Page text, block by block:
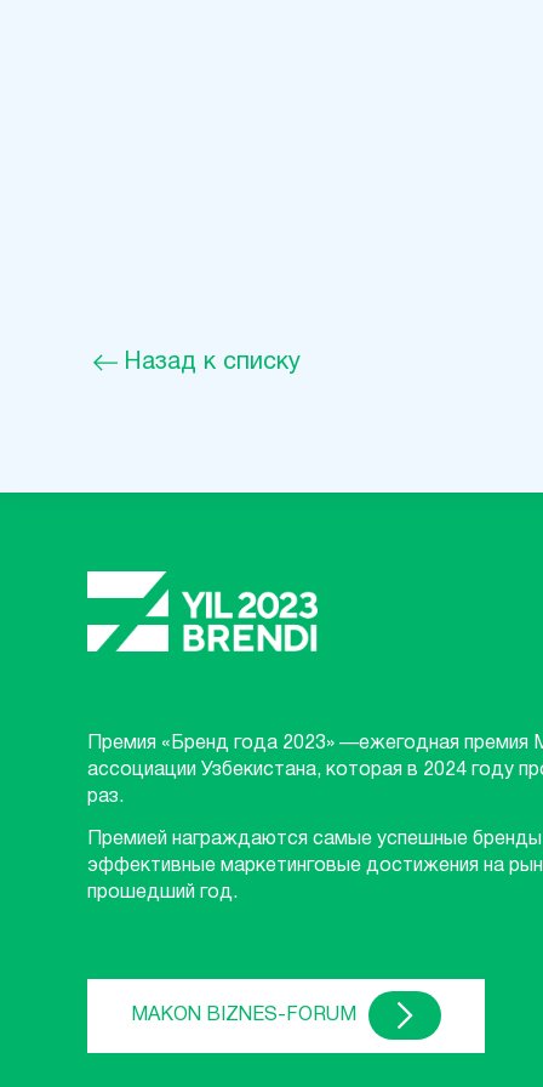
Назад к списку
Премия «Бренд года 2023» —ежегодная премия
ассоциации Узбекистана, которая в 2024 году
раз.
Премией награждаются самые успешные
эффективные маркетинговые достижения на
прошедший год.
MAKON BIZNES-FORUM